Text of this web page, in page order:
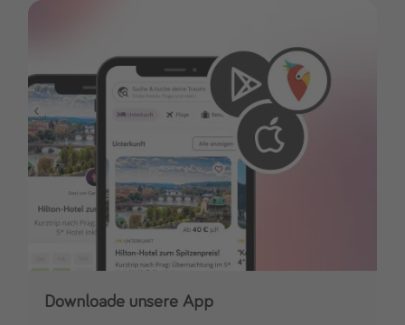
Downloade unsere App